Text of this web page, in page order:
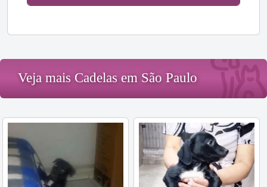
Veja mais Cadelas em São Paulo